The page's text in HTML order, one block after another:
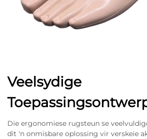
Veelsydige
Die ergonomiese rugsteun se
dit 'n onmisbare oplossing vir verskeie